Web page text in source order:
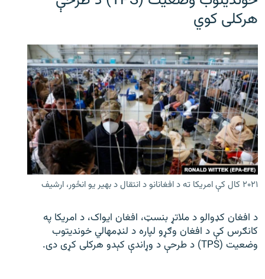
هرکلی کوي
۲۰۲۱ کال کې امریکا ته د افغانانو د انتقال د بهیر یو انځور، ارشیف
د افغان کډوالو د ملاتړ بنسټ، افغان ایواک، د امریکا په
کانګرس کې د افغان وګړو لپاره د لنډمهالي خوندیتوب
وضعیت (TPS) د طرحې د وړاندې کېدو هرکلی کړی دی.